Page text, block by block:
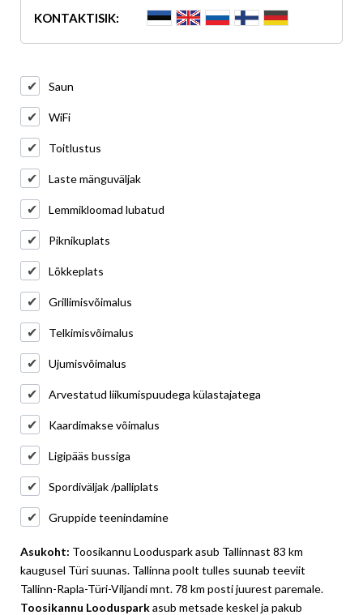
KONTAKTISIK:
Saun
WiFi
Toitlustus
Laste mänguväljak
Lemmikloomad lubatud
Piknikuplats
Lõkkeplats
Grillimisvõimalus
Telkimisvõimalus
Ujumisvõimalus
Arvestatud liikumispuudega külastajatega
Kaardimakse võimalus
Ligipääs bussiga
Spordiväljak /palliplats
Gruppide teenindamine
Asukoht: Toosikannu Looduspark asub Tallinnast 83 km
kaugusel Türi suunas. Tallinna poolt tulles suunab teeviit
Tallinn-Rapla-Türi-Viljandi mnt. 78 km posti juurest paremale.
Toosikannu Loodusparkasub metsade keskel ja pakub